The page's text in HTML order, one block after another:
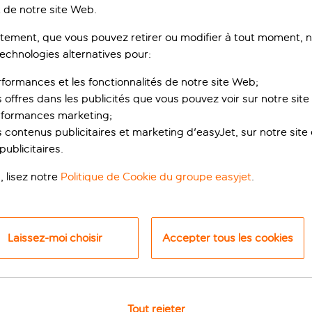
branché
à Barcelone, cet hôtel permet de passer un séjour
en fait un lieu de séjour idéal pour découvrir le
facilement à des sites emblématiques tels que la
de Poblenou proposent de nombreux choix en
style et fonctionnalité. L’hôtel propose des
télévision à écran plat, le wi-fi gratuit, une literie
notre site Web.
que vous pouvez retirer ou modifier à tout moment,
alternatives pour:
et les fonctionnalités de notre site Web;
offres dans les publicités que vous pouvez voir sur notre site
marketing;
contenus publicitaires et marketing d'easyJet, sur notre site
lisez notre Politique de Cookie du groupe easyjet.
Laissez-moi choisir Accepter tous les cookies
Tout rejeter